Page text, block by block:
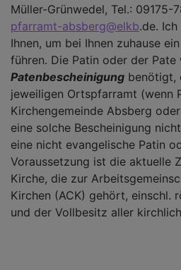
Müller-Grünwedel, Tel.: 09175-
pfarramt-absberg@elkb.de.
Ihnen, um bei Ihnen zuhause ein
führen. Die Patin oder der Pate
Patenbescheinigung benötigt,
jeweiligen Ortspfarramt (wenn
Kirchengemeinde Absberg
eine solche Bescheinigung
eine nicht evangelische Patin
Voraussetzung ist die aktuelle
Kirche, die zur
Kirchen (ACK) gehört, einschl.
und der Vollbesitz aller